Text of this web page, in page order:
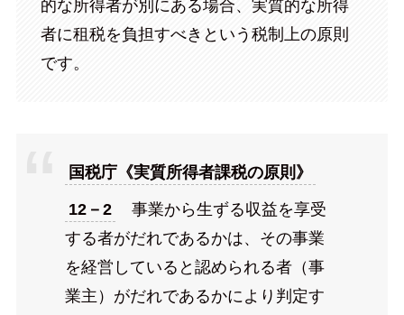
的な所得者が別にある場合、実質的な所得
者に租税を負担すべきという税制上の原則
です。
国税庁《実質所得者課税の原則》
12－2
事業から生ずる収益を享受
する者がだれであるかは、その事業
を経営していると認められる者（事
業主）がだれであるかにより判定す